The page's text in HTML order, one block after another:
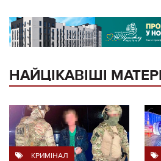
НАЙЦІКАВІШІ
КРИМІНАЛ